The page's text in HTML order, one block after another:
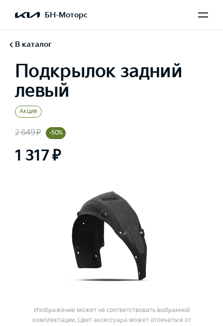
БН-Моторс
В каталог
Подкрылок задний
левый
Акция
2 649 ₽ -50%
1 317 ₽
Изображение может не соответствовать выбранной
комплектации. Цвет аксессуара может отличаться от